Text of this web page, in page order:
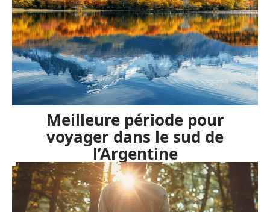
A voir sans faute